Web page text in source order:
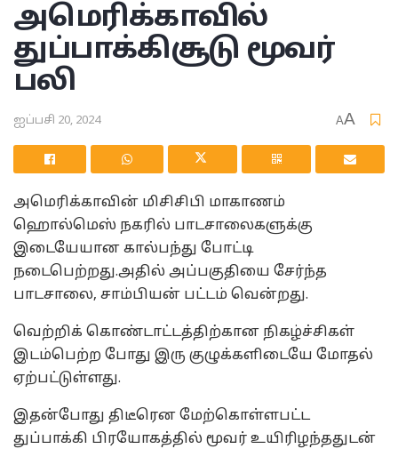
அமெரிக்காவில்
துப்பாக்கிசூடு மூவர்
பலி
ஐப்பசி 20, 2024 AA
அமெரிக்காவின் மிசிசிபி மாகாணம்
ஹொல்மெஸ் நகரில் பாடசாலைகளுக்கு
இடையேயான கால்பந்து போட்டி
நடைபெற்றது.அதில் அப்பகுதியை சேர்ந்த
பாடசாலை, சாம்பியன் பட்டம் வென்றது.
வெற்றிக் கொண்டாட்டத்திற்கான நிகழ்ச்சிகள்
இடம்பெற்ற போது இரு குழுக்களிடையே மோதல்
ஏற்பட்டுள்ளது.
இதன்போது திடீரென மேற்கொள்ளபட்ட
துப்பாக்கி பிரயோகத்தில் மூவர் உயிரிழந்ததுடன்